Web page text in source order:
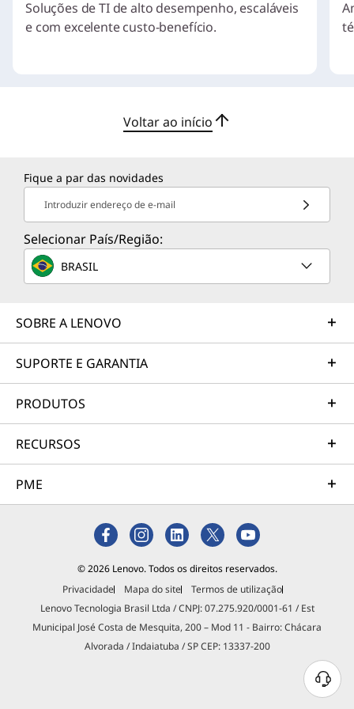
Soluções de TI de alto desempenho, escaláveis
e com excelente custo-benefício.
Voltar ao início
Fique a par das novidades
Introduzir endereço de e-mail
Selecionar País/Região:
BRASIL
SOBRE A LENOVO
SUPORTE E GARANTIA
PRODUTOS
RECURSOS
PME
© 2026 Lenovo. Todos os direitos reservados.
Privacidade
Mapa do site
Termos de utilização
Lenovo Tecnologia Brasil Ltda / CNPJ: 07.275.920/0001-61 / Est
Municipal José Costa de Mesquita, 200 – Mod 11 - Bairro: Chácara
Alvorada / Indaiatuba / SP CEP: 13337-200